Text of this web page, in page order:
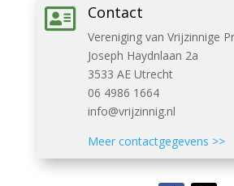
 Contact
Vereniging van Vrijzinnige
Joseph Haydnlaan 2a
3533 AE Utrecht
06 4986 1664
info@vrijzinnig.nl
Meer contactgegevens >>